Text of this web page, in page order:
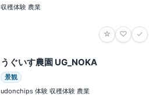
収穫体験 農業
☆ ♡ ✓
うぐいす農園 UG_NOKA
景観
udonchips 体験 収穫体験 農業